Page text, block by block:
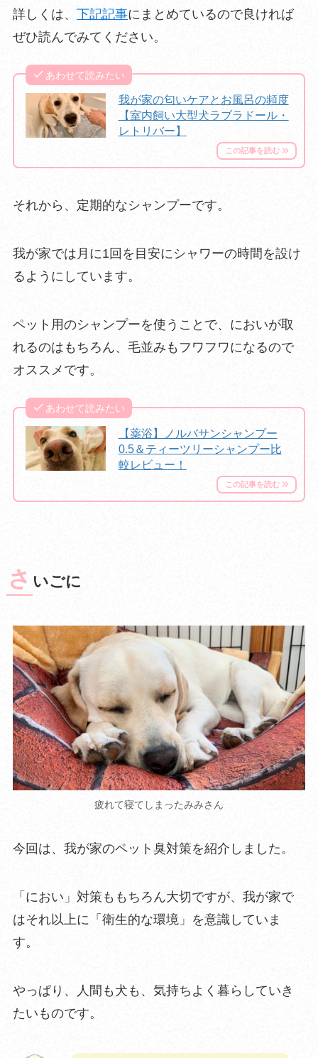
詳しくは、 下記記事にまとめているので良ければ
ぜひ読んでみてください。
あわせて読みたい
我が家の匂いケアとお風呂の頻度
【室内飼い大型犬ラブラドール・
レトリバー】
それから、 定期的なシャンプーです。
我が家では月に1回を目安にシャワーの時間を設け
るようにしてい ます。
ペット用のシャンプーを使うことで、においが取
れるのはもちろん、毛並みもフワフワになるので
オススメです。
あわせて読みたい
【薬浴】ノルバサンシャンプー
0.5＆ティーツリーシャンプー比
較レビュー！
さ いごに
疲れて寝てしまったみみさん
今回は、我が家のペット臭対策を紹介しました。
「におい」対策ももちろん大切ですが、我が家で
はそれ以上に「衛生的な環境」を意識していま
す。
やっぱり、人間も犬も、気持ちよく暮らしていき
たいものです。